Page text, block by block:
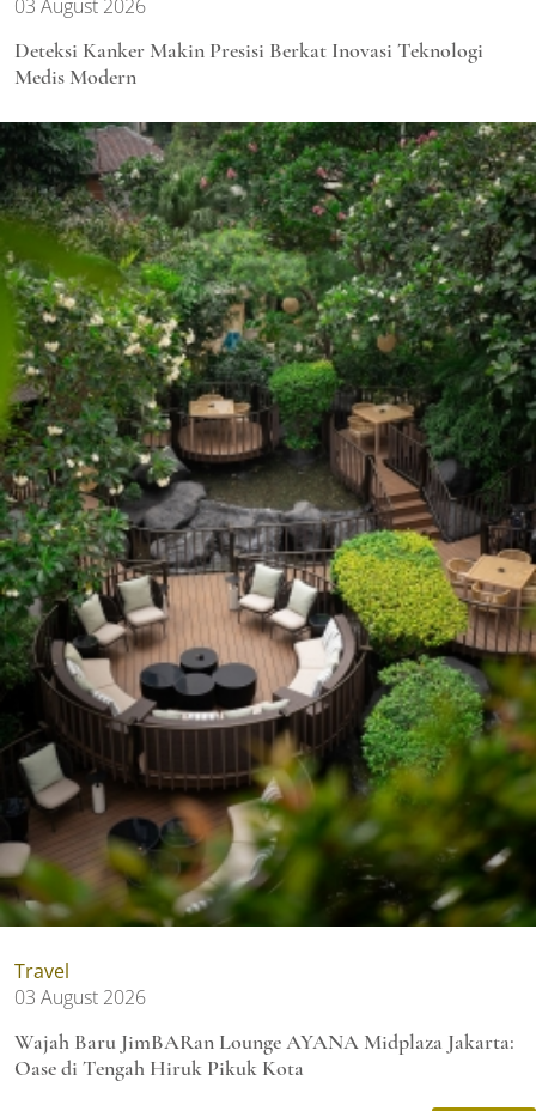
03 August 2026
Deteksi Kanker Makin Presisi Berkat Inovasi Teknologi
Medis Modern
Travel
03 August 2026
Wajah Baru JimBARan Lounge AYANA Midplaza Jakarta:
Oase di Tengah Hiruk Pikuk Kota